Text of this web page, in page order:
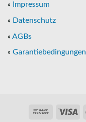
» Impressum
» Datenschutz
» AGBs
» Garantiebedingungen